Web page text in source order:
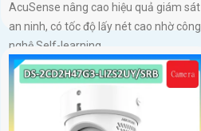
AcuSense nâng cao hiệu quả giám sát
an ninh, có tốc độ lấy nét cao nhờ công
nghệ Self-learning